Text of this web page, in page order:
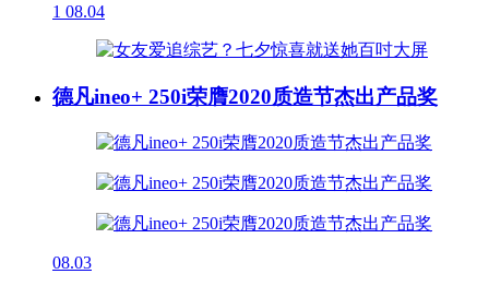
1 08.04
德凡ineo+ 250i荣膺2020质造节杰出产品奖
08.03